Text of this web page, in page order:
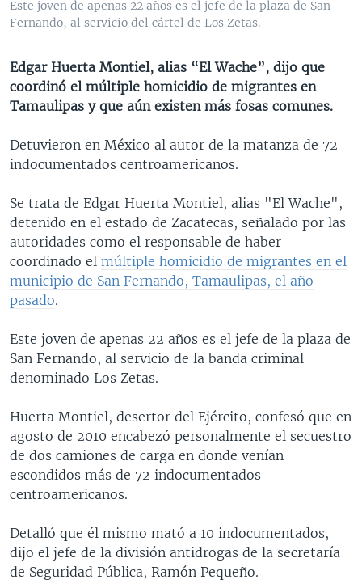
VENEZUELA
NICARAGUA
ECONOMÍA
TECNOLOGÍA
DEPORTES
MULTIMEDIA
FOTOGRAFÍA
AUDIOS
EL MUNDO AL DÍA
FORO INTERAMERICANO
LAS CLAVES
RADIO
AVANCE INFORMATIVO
BUENOS DÍAS AMÉRICA
EL MUNDO AL DÍA [RADIO]
FORO [RADIO]
DEPORTIVO INTERNACIONAL
NOTA ECONÓMICA
ENTRETENIMIENTO
DIRECT
Learning English
SÍGANOS
Idiomas
Este joven de apenas 22 años es el jefe de la plaza de San
Fernando, al servicio del cártel de Los Zetas.
Edgar Huerta Montiel, alias “El Wache”, dijo que
coordinó el múltiple homicidio de migrantes en
Tamaulipas y que aún existen más fosas comunes.
Detuvieron en México al autor de la matanza de 72
indocumentados centroamericanos.
Se trata de Edgar Huerta Montiel, alias "El Wache",
detenido en el estado de Zacatecas, señalado por las
autoridades como el responsable de haber
coordinado el múltiple homicidio de migrantes en el
municipio de San Fernando, Tamaulipas, el año
pasado.
Este joven de apenas 22 años es el jefe de la plaza de
San Fernando, al servicio de la banda criminal
denominado Los Zetas.
Huerta Montiel, desertor del Ejército, confesó que en
agosto de 2010 encabezó personalmente el secuestro
de dos camiones de carga en donde venían
escondidos más de 72 indocumentados
centroamericanos.
Detalló que él mismo mató a 10 indocumentados,
dijo el jefe de la división antidrogas de la secretaría
de Seguridad Pública, Ramón Pequeño.